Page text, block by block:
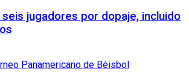
jugadores por dopaje, incluido